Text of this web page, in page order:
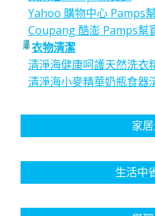
Yahoo 購物中心 Pamps
Coupang 酷澎 Pamps幫
衣物清潔
清淨海健康呵護天然洗衣
清淨海小麥精華奶瓶食器
家
生活中